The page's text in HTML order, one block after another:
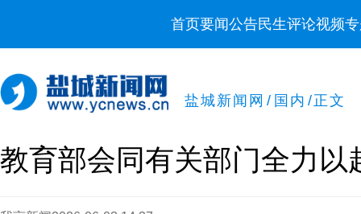
首页要闻公告民生评论视频
盐城新闻网 / 国内 /正文
教育部会同有关部门全力以